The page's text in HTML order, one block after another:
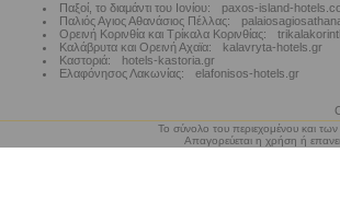
Παξοί, το διαμάντι του Ιονίου:
paxos-island-
Παλιός Αγιος Αθανάσιος Πέλλας:
Ορεινή Κορινθία και Τρίκαλα Κορινθίας:
Καλάβρυτα και Ορεινή Αχαϊα:
kalavryta-hotels.gr
Καστοριά:
hotels-kastoria.gr
Ελαφόνησος Λακωνίας:
elafonisos-hotels.gr
Το σύνολο του περιεχομένου και
Απαγορεύεται η χρήση ή